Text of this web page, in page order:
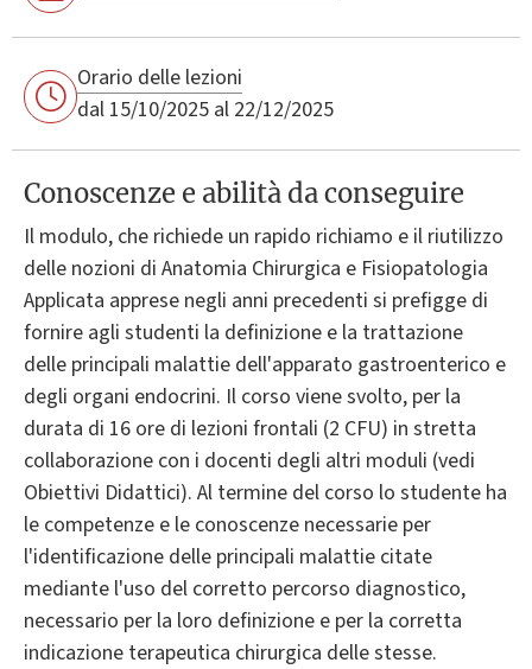
Orario delle lezioni
dal 15/10/2025 al 22/12/2025
Conoscenze e abilità da conseguire
Il modulo, che richiede un rapido richiamo e il riutilizzo
delle nozioni di Anatomia Chirurgica e Fisiopatologia
Applicata apprese negli anni precedenti si prefigge di
fornire agli studenti la definizione e la trattazione
delle principali malattie dell'apparato gastroenterico e
degli organi endocrini. Il corso viene svolto, per la
durata di 16 ore di lezioni frontali (2 CFU) in stretta
collaborazione con i docenti degli altri moduli (vedi
Obiettivi Didattici). Al termine del corso lo studente ha
le competenze e le conoscenze necessarie per
l'identificazione delle principali malattie citate
mediante l'uso del corretto percorso diagnostico,
necessario per la loro definizione e per la corretta
indicazione terapeutica chirurgica delle stesse.